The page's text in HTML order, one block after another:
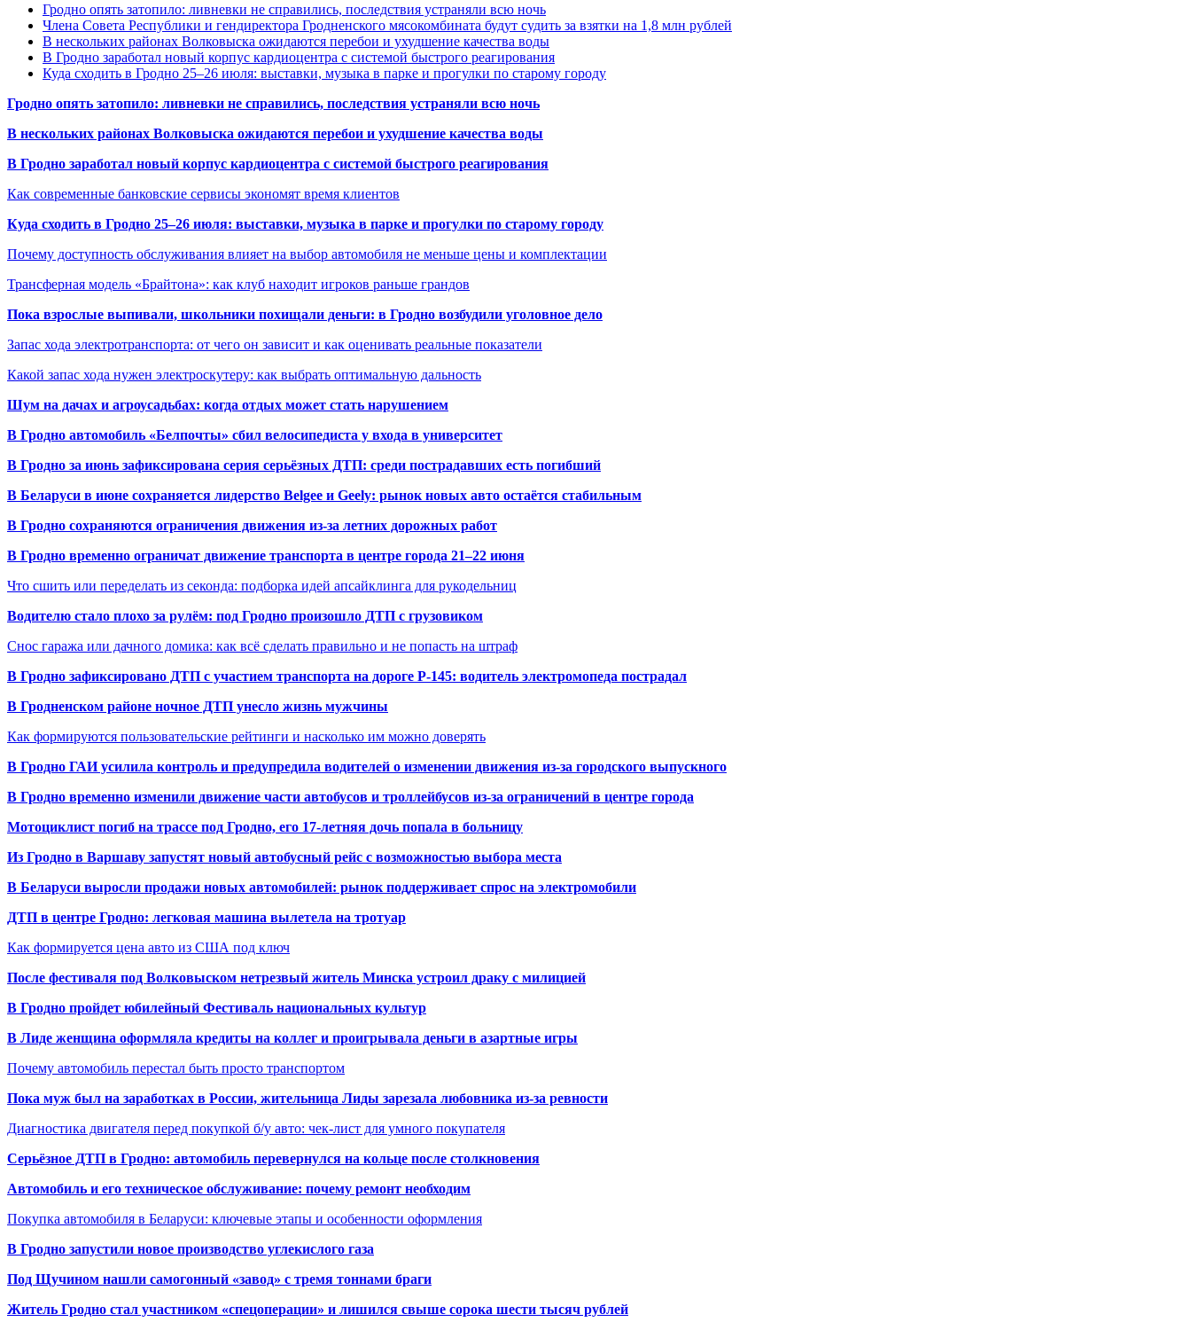
Гродно опять затопило: ливневки не справились, последствия устраняли всю ночь
Члена Совета Республики и гендиректора Гродненского мясокомбината будут судить за взятки на 1,8 млн рублей
В нескольких районах Волковыска ожидаются перебои и ухудшение качества воды
В Гродно заработал новый корпус кардиоцентра с системой быстрого реагирования
Куда сходить в Гродно 25–26 июля: выставки, музыка в парке и прогулки по старому городу
Гродно опять затопило: ливневки не справились, последствия устраняли всю ночь
В нескольких районах Волковыска ожидаются перебои и ухудшение качества воды
В Гродно заработал новый корпус кардиоцентра с системой быстрого реагирования
Как современные банковские сервисы экономят время клиентов
Куда сходить в Гродно 25–26 июля: выставки, музыка в парке и прогулки по старому городу
Почему доступность обслуживания влияет на выбор автомобиля не меньше цены и комплектации
Трансферная модель «Брайтона»: как клуб находит игроков раньше грандов
Пока взрослые выпивали, школьники похищали деньги: в Гродно возбудили уголовное дело
Запас хода электротранспорта: от чего он зависит и как оценивать реальные показатели
Какой запас хода нужен электроскутеру: как выбрать оптимальную дальность
Шум на дачах и агроусадьбах: когда отдых может стать нарушением
В Гродно автомобиль «Белпочты» сбил велосипедиста у входа в университет
В Гродно за июнь зафиксирована серия серьёзных ДТП: среди пострадавших есть погибший
В Беларуси в июне сохраняется лидерство Belgee и Geely: рынок новых авто остаётся стабильным
В Гродно сохраняются ограничения движения из-за летних дорожных работ
В Гродно временно ограничат движение транспорта в центре города 21–22 июня
Что сшить или переделать из секонда: подборка идей апсайклинга для рукодельниц
Водителю стало плохо за рулём: под Гродно произошло ДТП с грузовиком
Снос гаража или дачного домика: как всё сделать правильно и не попасть на штраф
В Гродно зафиксировано ДТП с участием транспорта на дороге Р-145: водитель электромопеда пострадал
В Гродненском районе ночное ДТП унесло жизнь мужчины
Как формируются пользовательские рейтинги и насколько им можно доверять
В Гродно ГАИ усилила контроль и предупредила водителей о изменении движения из-за городского выпускного
В Гродно временно изменили движение части автобусов и троллейбусов из-за ограничений в центре города
Мотоциклист погиб на трассе под Гродно, его 17-летняя дочь попала в больницу
Из Гродно в Варшаву запустят новый автобусный рейс с возможностью выбора места
В Беларуси выросли продажи новых автомобилей: рынок поддерживает спрос на электромобили
ДТП в центре Гродно: легковая машина вылетела на тротуар
Как формируется цена авто из США под ключ
После фестиваля под Волковыском нетрезвый житель Минска устроил драку с милицией
В Гродно пройдет юбилейный Фестиваль национальных культур
В Лиде женщина оформляла кредиты на коллег и проигрывала деньги в азартные игры
Почему автомобиль перестал быть просто транспортом
Пока муж был на заработках в России, жительница Лиды зарезала любовника из-за ревности
Диагностика двигателя перед покупкой б/у авто: чек-лист для умного покупателя
Серьёзное ДТП в Гродно: автомобиль перевернулся на кольце после столкновения
Автомобиль и его техническое обслуживание: почему ремонт необходим
Покупка автомобиля в Беларуси: ключевые этапы и особенности оформления
В Гродно запустили новое производство углекислого газа
Под Щучином нашли самогонный «завод» с тремя тоннами браги
Житель Гродно стал участником «спецоперации» и лишился свыше сорока шести тысяч рублей